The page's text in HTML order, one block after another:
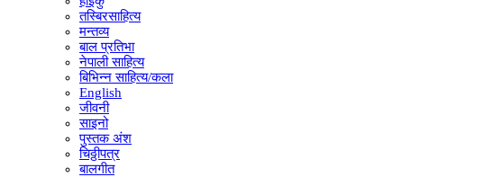
तस्बिरसाहित्य
मन्तव्य
बाल प्रतिभा
नेपाली साहित्य
बिभिन्न साहित्य/कला
English
जीवनी
साइनो
पुस्तक अंश
चिठ्ठीपत्र
बालगीत